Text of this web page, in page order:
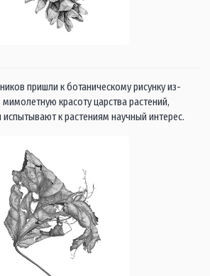
пришли к ботаническому рисунку из-
красоту царства растений,
к растениям научный интерес.